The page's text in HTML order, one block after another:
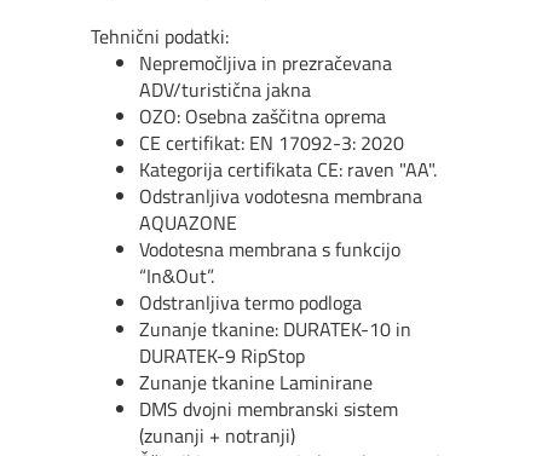
Tehnični podatki:
Nepremočljiva in prezračevana
ADV/turistična jakna
OZO: Osebna zaščitna oprema
CE certifikat: EN 17092-3: 2020
Kategorija certifikata CE: raven "AA".
Odstranljiva vodotesna membrana
AQUAZONE
Vodotesna membrana s funkcijo
“In&Out”.
Odstranljiva termo podloga
Zunanje tkanine: DURATEK-10 in
DURATEK-9 RipStop
Zunanje tkanine Laminirane
DMS dvojni membranski sistem
(zunanji + notranji)